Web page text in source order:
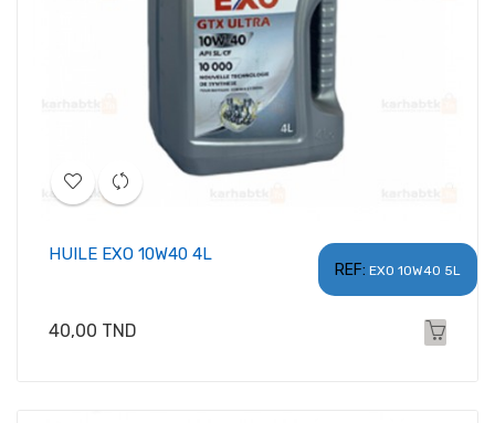
REF: EXO 10W40 5L
HUILE EXO 10W40 4L
Prix
40,00 TND